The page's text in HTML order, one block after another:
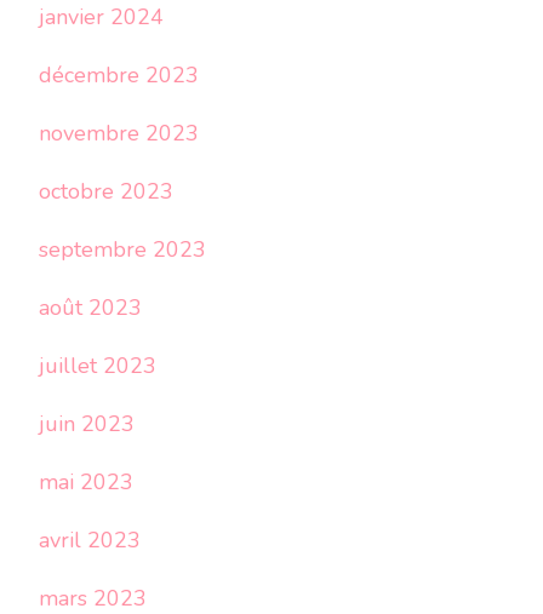
janvier 2024
décembre 2023
novembre 2023
octobre 2023
septembre 2023
août 2023
juillet 2023
juin 2023
mai 2023
avril 2023
mars 2023